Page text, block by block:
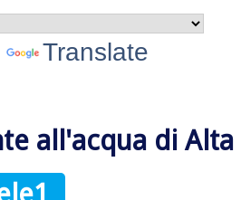
Translate
all'acqua di